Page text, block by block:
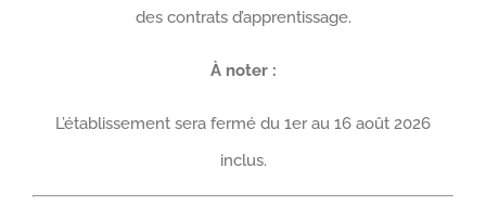
des contrats d’apprentissage.
À noter :
L’établissement sera fermé du 1er au 16 août 2026
inclus.